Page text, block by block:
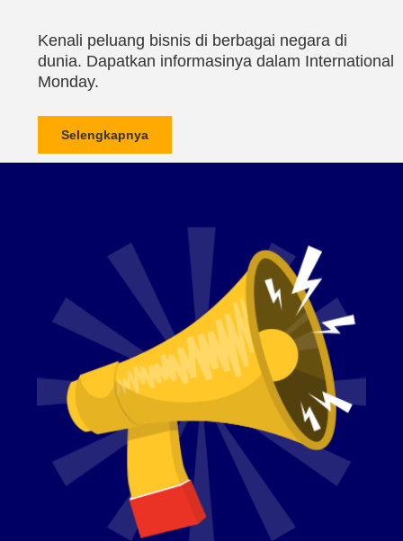
Kenali peluang bisnis di berbagai negara di
dunia. Dapatkan informasinya dalam International
Monday.
Selengkapnya